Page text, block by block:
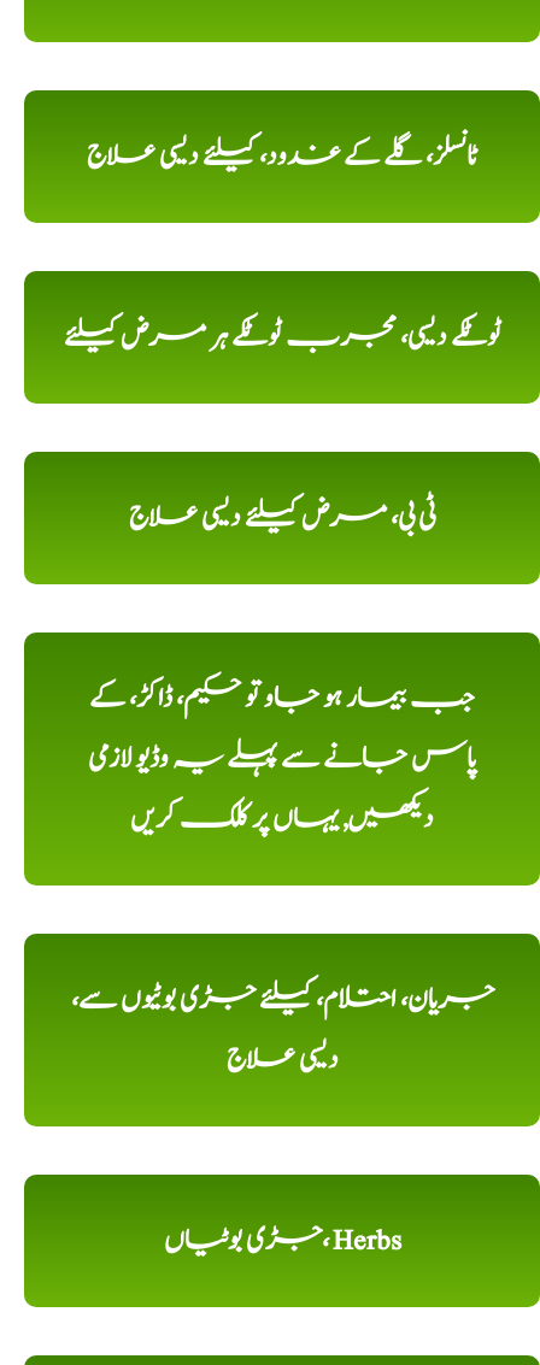
ٹانسلز، گلے کے غدود، کیلئے دیسی علاج
ٹوٹکے دیسی، مجرب ٹوٹکے ہر مرض کیلئے
ٹی بی، مرض کیلئے دیسی علاج
جب بیمار ہو جاو تو حکیم، ڈاکڑ، کے
پاس جانے سے پہلے یہ وڈیو لازمی
دیکھیں, یہاں پر کلک کریں
جریان، احتلام، کیلئے جڑی بوٹیوں سے،
دیسی علاج
جڑی بوٹیاں، Herbs